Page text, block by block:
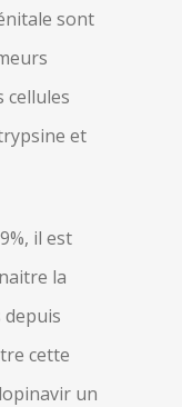
sont
cellules
et
il est
la
depuis
cette
un